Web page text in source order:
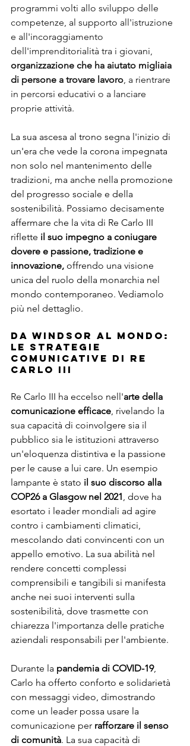
programmi volti allo sviluppo delle
competenze, al supporto all'istruzione
e all'incoraggiamento
dell'imprenditorialità tra i giovani,
organizzazione che ha aiutato migliaia
di persone a trovare lavoro, a rientrare
in percorsi educativi o a lanciare
proprie attività.
La sua ascesa al trono segna l'inizio di
un'era che vede la corona impegnata
non solo nel mantenimento delle
tradizioni, ma anche nella promozione
del progresso sociale e della
sostenibilità. Possiamo decisamente
affermare che la vita di Re Carlo III
riflette il suo impegno a coniugare
dovere e passione, tradizione e
innovazione, offrendo una visione
unica del ruolo della monarchia nel
mondo contemporaneo. Vediamolo
più nel dettaglio.
Da Windsor al Mondo:
Le Strategie
Comunicative di Re
Carlo III
Re Carlo III ha eccelso nell'arte della
comunicazione efficace, rivelando la
sua capacità di coinvolgere sia il
pubblico sia le istituzioni attraverso
un'eloquenza distintiva e la passione
per le cause a lui care. Un esempio
lampante è stato il suo discorso alla
COP26 a Glasgow nel 2021, dove ha
esortato i leader mondiali ad agire
contro i cambiamenti climatici,
mescolando dati convincenti con un
appello emotivo. La sua abilità nel
rendere concetti complessi
comprensibili e tangibili si manifesta
anche nei suoi interventi sulla
sostenibilità, dove trasmette con
chiarezza l'importanza delle pratiche
aziendali responsabili per l'ambiente.
Durante la pandemia di COVID-19,
Carlo ha offerto conforto e solidarietà
con messaggi video, dimostrando
come un leader possa usare la
comunicazione per rafforzare il senso
di comunità. La sua capacità di